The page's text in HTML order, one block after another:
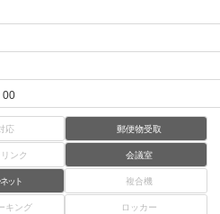
00
応 郵便物受取
ンク 会議室
ット 複合機
キング ロッカー